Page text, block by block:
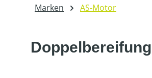
Marken AS-Motor
Doppelbereifung